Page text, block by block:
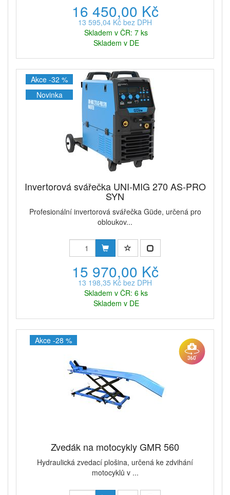
16 450,00 Kč
13 595,04 Kč bez DPH
Skladem v ČR: 7 ks
Skladem v DE
Akce -32 %
Novinka
Invertorová svářečka UNI-MIG 270 AS-PRO
SYN
Profesionální invertorová svářečka Güde, určená pro
obloukov...
15 970,00 Kč
13 198,35 Kč bez DPH
Skladem v ČR: 6 ks
Skladem v DE
Akce -28 %
Zvedák na motocykly GMR 560
Hydraulická zvedací plošina, určená ke zdvihání
motocyklů v ...